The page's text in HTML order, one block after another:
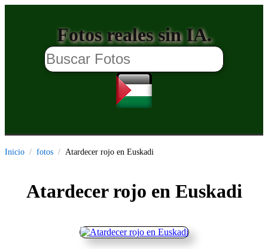
Fotos reales sin IA.
Inicio fotos Atardecer rojo en Euskadi
Atardecer rojo en Euskadi